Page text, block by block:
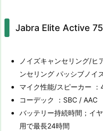
Jabra Elite Active
ノイズキャンセリング/ヒ
ンセリング パッシブノイ
マイク性能/スピーカー
コーデック ：SBC / AAC
バッテリー持続時間；イ
用で最長24時間